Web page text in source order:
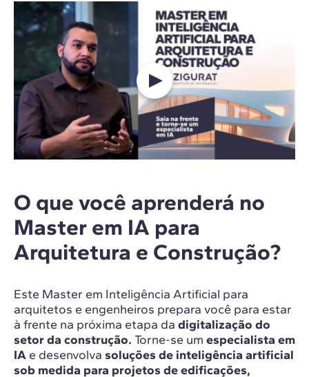
O que você aprenderá no
Master em IA para
Arquitetura e Construção?
Este Master em Inteligência Artificial para
arquitetos e engenheiros prepara você para estar
à frente na próxima etapa da digitalização do
setor da construção. Torne-se um especialista em
IA e desenvolva soluções de inteligência artificial
sob medida para projetos de edificações,